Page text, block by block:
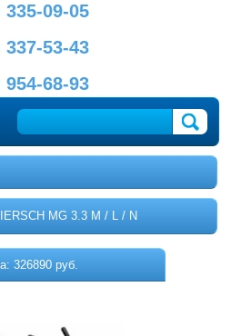
335-09-05
337-53-43
954-68-93
ГЛАВНАЯ
ПРОЕКТЕ
ДОСТАВКА
MG 3.3 M / L / N
326890 руб.